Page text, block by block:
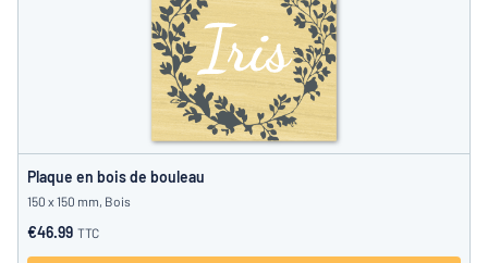
Plaque en bois de bouleau
150 x 150 mm, Bois
€46.99 TTC